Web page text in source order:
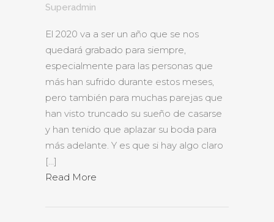
Superadmin
El 2020 va a ser un año que se nos
quedará grabado para siempre,
especialmente para las personas que
más han sufrido durante estos meses,
pero también para muchas parejas que
han visto truncado su sueño de casarse
y han tenido que aplazar su boda para
más adelante. Y es que si hay algo claro
[…]
Read More